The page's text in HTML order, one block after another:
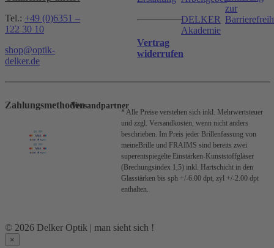
Tel.: +49 (0)6351 –
122 30 10
shop@optik-
delker.de
Vertrag
widerrufen
DELKER
Akademie
zur
ZahlungsmethodenVersandpartner
* Alle Preise verstehen sich inkl. Mehrwertsteuer
und zzgl. Versandkosten, wenn nicht anders
beschrieben. Im Preis jeder Brillenfassung von
meineBrille und FRAIMS sind bereits zwei
superentspiegelte Einstärken-Kunststoffgläser
(Brechungsindex 1,5) inkl. Hartschicht in den
Glasstärken bis sph +/-6.00 dpt, zyl +/-2.00 dpt
enthalten.
© 2026 Delker Optik | man sieht sich !
×